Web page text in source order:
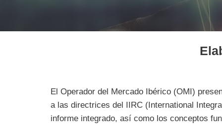
El Operador del Mercado Ibérico (OMI)
a las directrices del IIRC (International
informe integrado, así como los conceptos